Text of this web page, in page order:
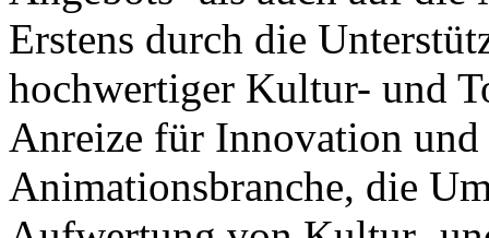
Erstens durch die
hochwertiger Kultur- und
Anreize für Innovation
Animationsbranche, die